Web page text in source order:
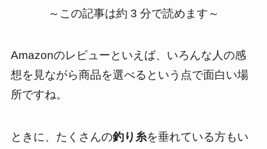
～この記事は約 3 分で読めます～
Amazonのレビューといえば、いろんな人の感
想を見ながら商品を選べるという点で面白い場
所ですね。
ときに、たくさんの釣り糸を垂れている方もい